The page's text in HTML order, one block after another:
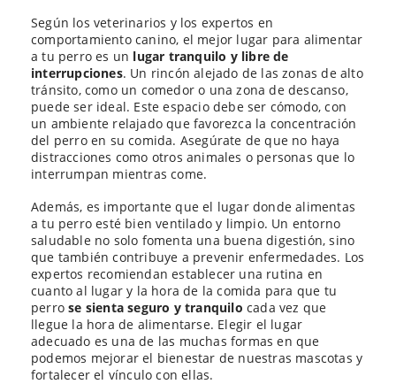
Según los veterinarios y los expertos en
comportamiento canino, el mejor lugar para alimentar
a tu perro es un lugar tranquilo y libre de
interrupciones. Un rincón alejado de las zonas de alto
tránsito, como un comedor o una zona de descanso,
puede ser ideal. Este espacio debe ser cómodo, con
un ambiente relajado que favorezca la concentración
del perro en su comida. Asegúrate de que no haya
distracciones como otros animales o personas que lo
interrumpan mientras come.
Además, es importante que el lugar donde alimentas
a tu perro esté bien ventilado y limpio. Un entorno
saludable no solo fomenta una buena digestión, sino
que también contribuye a prevenir enfermedades. Los
expertos recomiendan establecer una rutina en
cuanto al lugar y la hora de la comida para que tu
perrose sienta seguro y tranquilo cada vez que
llegue la hora de alimentarse. Elegir el lugar
adecuado es una de las muchas formas en que
podemos mejorar el bienestar de nuestras mascotas y
fortalecer el vínculo con ellas.